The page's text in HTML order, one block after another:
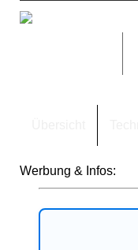
Werbung & Infos: